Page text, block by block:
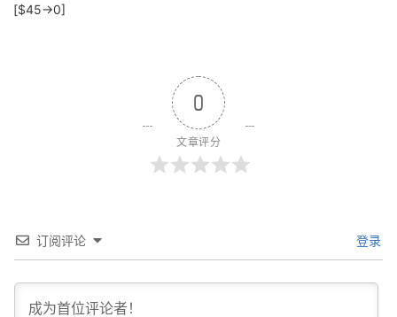
[$45→0]
0
文章评分
订阅评论 登录